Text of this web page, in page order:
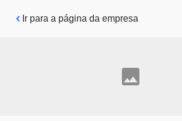
Pular para o conteúdo principal
Ir para a página da empresa